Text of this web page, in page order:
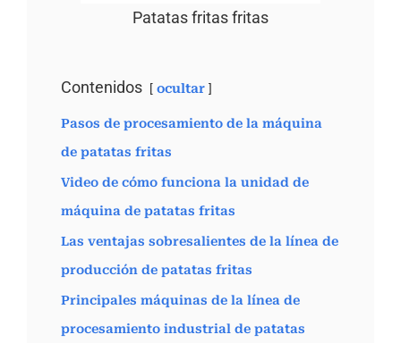
Patatas fritas fritas
Contenidos ocultar
Pasos de procesamiento de la máquina
de patatas fritas
Video de cómo funciona la unidad de
máquina de patatas fritas
Las ventajas sobresalientes de la línea de
producción de patatas fritas
Principales máquinas de la línea de
procesamiento industrial de patatas